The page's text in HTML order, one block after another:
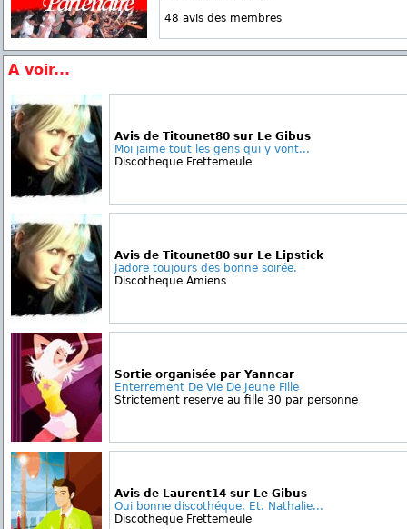
48 avis des membres
A voir...
Avis de Titounet80 sur Le Gibus
Moi jaime tout les gens qui y vont...
Discotheque Frettemeule
Avis de Titounet80 sur Le Lipstick
Jadore toujours des bonne soirée.
Discotheque Amiens
Sortie organisée par Yanncar
Enterrement De Vie De Jeune Fille
Strictement reserve au fille 30 par personne
Avis de Laurent14 sur Le Gibus
Oui bonne discothéque. Et. Nathalie...
Discotheque Frettemeule